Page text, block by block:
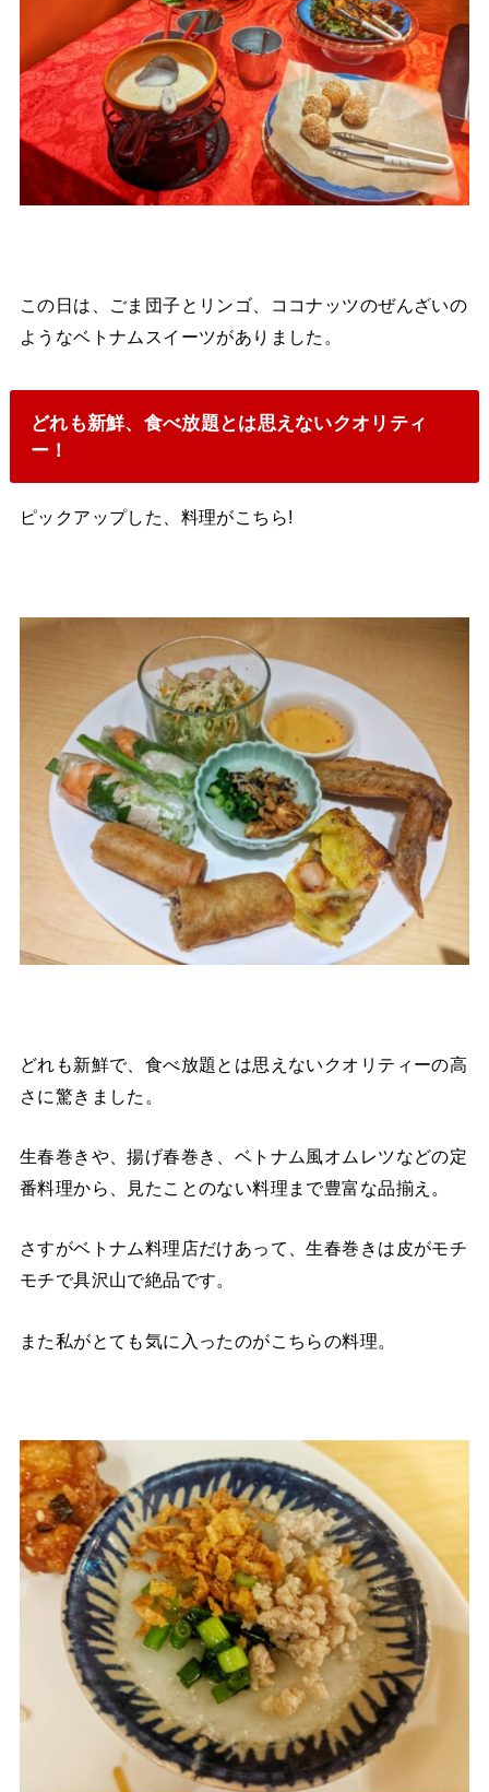
この日は、ごま団子とリンゴ、ココナッツのぜんざいの
ようなベトナムスイーツがありました。
どれも新鮮、食べ放題とは思えないクオリティ
ー！
ピックアップした、料理がこちら!
どれも新鮮で、食べ放題とは思えないクオリティーの高
さに驚きました。
生春巻きや、揚げ春巻き、ベトナム風オムレツなどの定
番料理から、見たことのない料理まで豊富な品揃え。
さすがベトナム料理店だけあって、生春巻きは皮がモチ
モチで具沢山で絶品です。
また私がとても気に入ったのがこちらの料理。